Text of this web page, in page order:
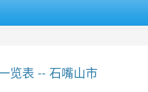
览表 -- 石嘴山市